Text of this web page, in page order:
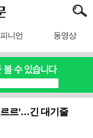
니언 동영상
르’…긴 대기줄